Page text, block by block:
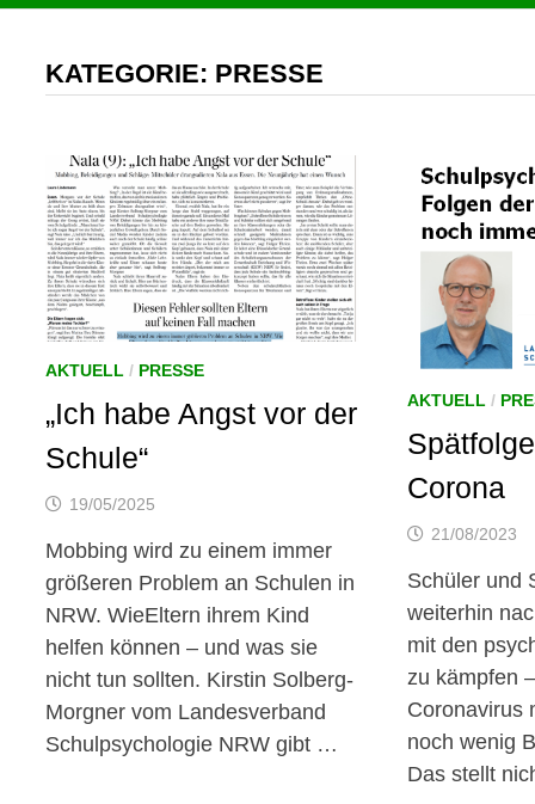
KATEGORIE: PRESSE
AKTUELL / PRESSE
„Ich habe Angst vor der
Schule“
19/05/2025
Mobbing wird zu einem immer
größeren Problem an Schulen in
NRW. WieEltern ihrem Kind
helfen können – und was sie
nicht tun sollten. Kirstin Solberg-
Morgner vom Landesverband
Schulpsychologie NRW gibt …
AKTUELL/
Corona
21/08/2023
Schüler und
weiterhin
mit den
zu kämpfen
Coronavirus
noch wenig
Das stellt